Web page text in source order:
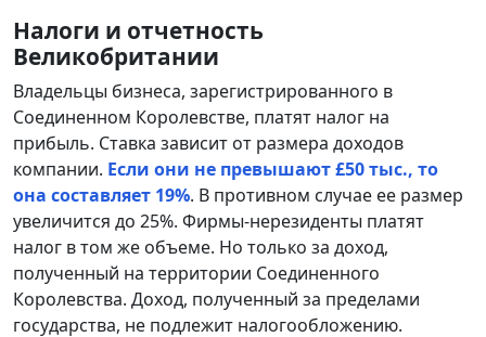
Налоги и отчетность
Великобритании
Владельцы бизнеса, зарегистрированного в
Соединенном Королевстве, платят налог на
прибыль. Ставка зависит от размера доходов
компании. Если они не превышают £50 тыс., то
она составляет 19%. В противном случае ее размер
увеличится до 25%. Фирмы-нерезиденты платят
налог в том же объеме. Но только за доход,
полученный на территории Соединенного
Королевства. Доход, полученный за пределами
государства, не подлежит налогообложению.